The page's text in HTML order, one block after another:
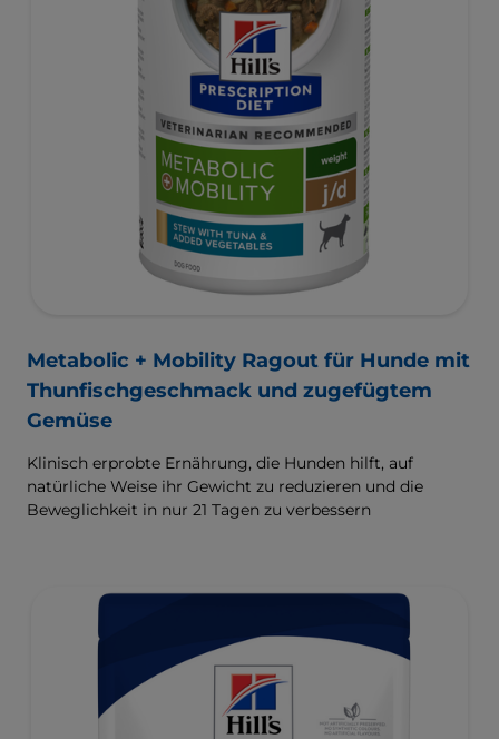
Metabolic + Mobility Ragout für Hunde mit
Thunfischgeschmack und zugefügtem
Gemüse
Klinisch erprobte Ernährung, die Hunden hilft, auf
natürliche Weise ihr Gewicht zu reduzieren und die
Beweglichkeit in nur 21 Tagen zu verbessern